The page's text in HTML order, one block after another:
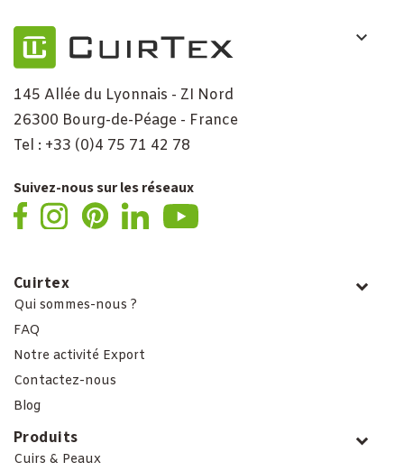
145 Allée du Lyonnais - ZI Nord
26300 Bourg-de-Péage - France
Tel : +33 (0)4 75 71 42 78
Suivez-nous sur les réseaux
Cuirtex
Qui sommes-nous ?
FAQ
Notre activité Export
Contactez-nous
Blog
Produits
Cuirs & Peaux